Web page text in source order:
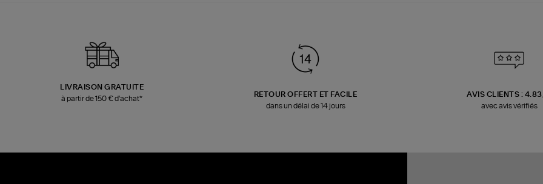
LIVRAISON GRATUITE
à partir de 150 € d'achat*
RETOUR OFFERT ET FACILE
dans un délai de 14 jours
AVIS CLIENTS :
avec avis vérifiés